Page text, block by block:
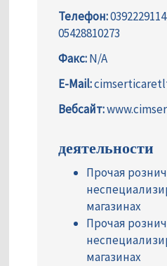
Телефон:
05428810273
Факс:N/A
E-Mail:
Вебсайт:
деятельности
Прочая
магазинах
Прочая
магазинах